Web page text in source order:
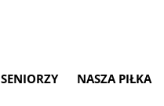
SENIORZY NASZA PIŁKA